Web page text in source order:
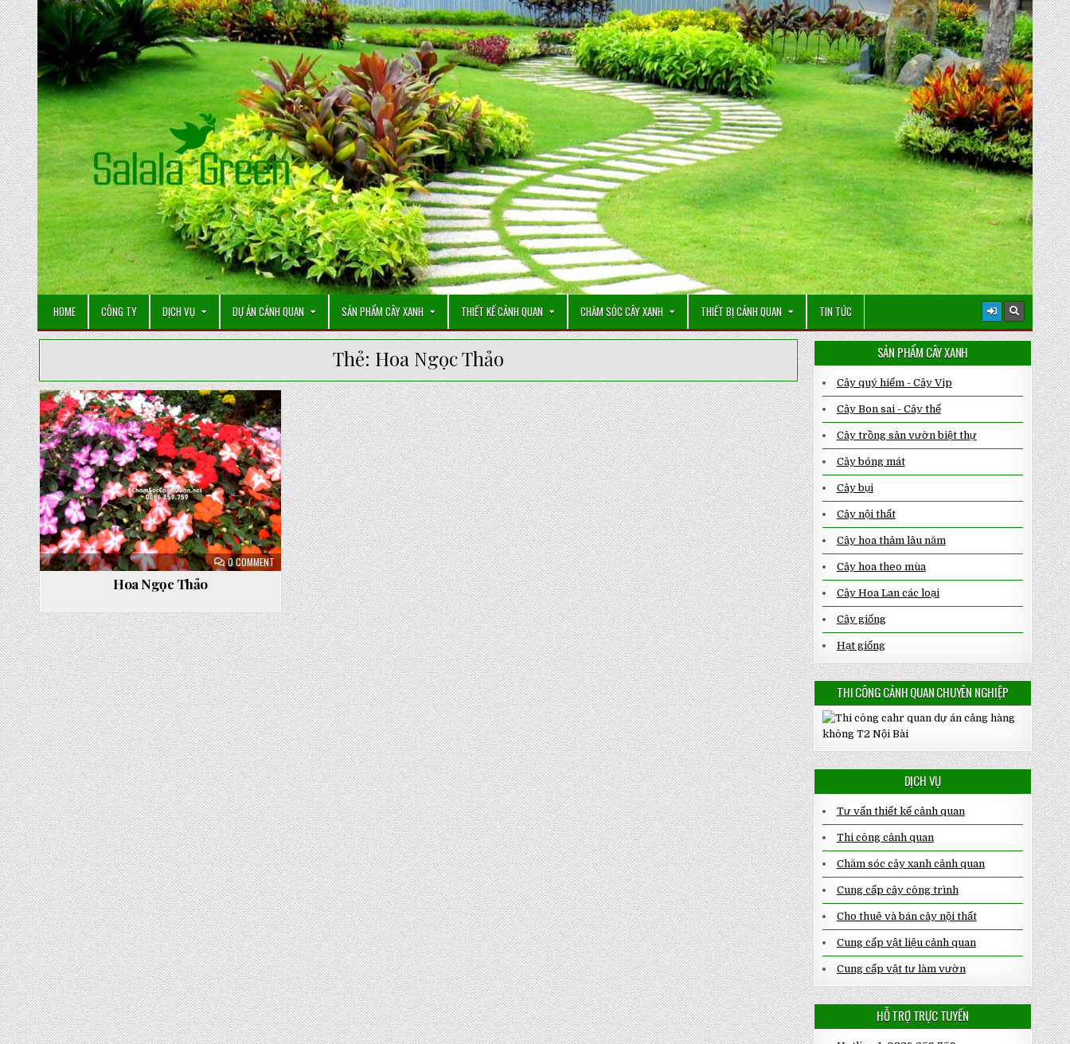
Skip
to
content
HOME CÔNG TY DỊCH VỤ DỰ ÁN CẢNH QUAN SẢN PHẨM CÂY XANH THIẾT KẾ CẢNH QUAN CHĂM SÓC CÂY XANH THIẾT BỊ CẢNH QUAN TIN TỨC
Thẻ: Hoa Ngọc Thảo
0 COMMENTON
HOA
NGỌC
THẢO
Posted
in
Hoa Ngọc Thảo
SẢN PHẨM CÂY XANH
Cây quý hiếm - Cây Vip
Cây Bon sai - Cây thế
Cây trồng sân vườn biệt thự
Cây bóng mát
Cây bụi
Cây nội thất
Cây hoa thảm lâu năm
Cây hoa theo mùa
Cây Hoa Lan các loại
Cây giống
Hạt giống
THI CÔNG CẢNH QUAN CHUYÊN NGHIỆP
DỊCH VỤ
Tư vấn thiết kế cảnh quan
Thi công cảnh quan
Chăm sóc cây xanh cảnh quan
Cung cấp cây công trình
Cho thuê và bán cây nội thất
Cung cấp vật liệu cảnh quan
Cung cấp vật tư làm vườn
HỖ TRỢ TRỰC TUYẾN